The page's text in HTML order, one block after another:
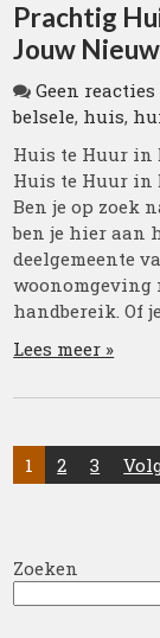
Prachtig
Jouw
Geen reacties
belsele, huis,
Huis te Huur in
Huis te Huur in
Ben je op zoek
ben je hier aan
deelgemeente
woonomgeving
handbereik. Of
Lees meer »
Posts
pagination
1 2 3
Zoeken